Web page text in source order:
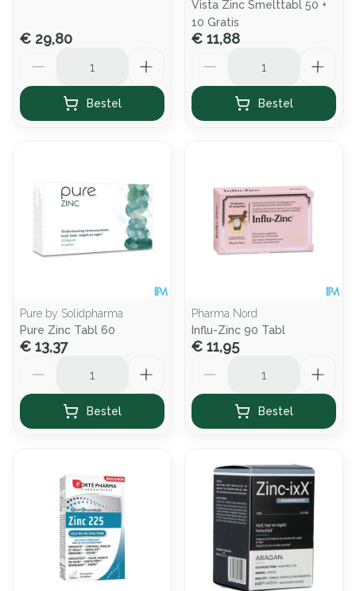
€ 29,80
Bestel
Vista Zinc Smelttabl 50 +
10 Gratis
€ 11,88
Bestel
Pure by Solidpharma
Pure Zinc Tabl 60
€ 13,37
Bestel
Pharma Nord
Influ-Zinc 90 Tabl
€ 11,95
Bestel